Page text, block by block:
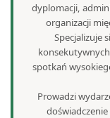
dyplomacji,
organizacji
Specjalizuje
spotkań
Prowadzi